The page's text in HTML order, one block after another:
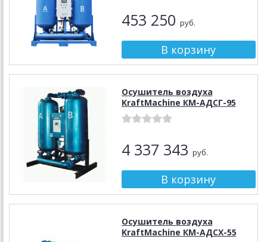
453 250 руб.
Осушитель воздуха
KraftMachine КМ-АДСГ-95
4 337 343 руб.
Осушитель воздуха
KraftMachine КМ-АДСХ-55